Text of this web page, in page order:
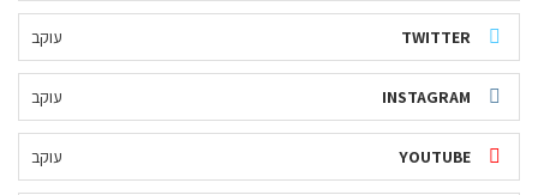
TWITTER עוקב
INSTAGRAM עוקב
YOUTUBE עוקב